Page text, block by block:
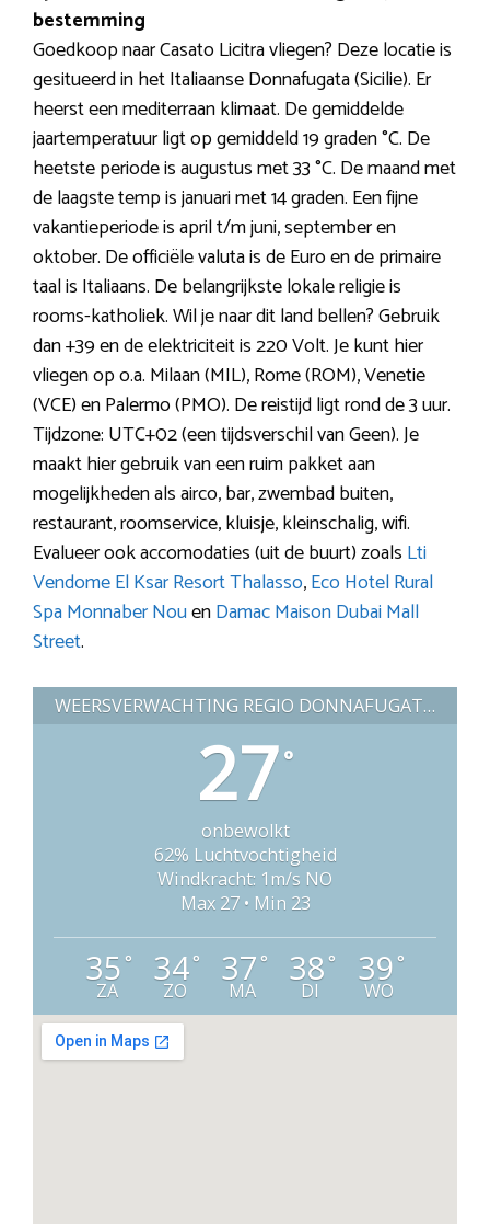
bestemming
Goedkoop naar Casato Licitra vliegen? Deze locatie is
gesitueerd in het Italiaanse Donnafugata (Sicilie). Er
heerst een mediterraan klimaat. De gemiddelde
jaartemperatuur ligt op gemiddeld 19 graden °C. De
heetste periode is augustus met 33 °C. De maand met
de laagste temp is januari met 14 graden. Een fijne
vakantieperiode is april t/m juni, september en
oktober. De officiële valuta is de Euro en de primaire
taal is Italiaans. De belangrijkste lokale religie is
rooms-katholiek. Wil je naar dit land bellen? Gebruik
dan +39 en de elektriciteit is 220 Volt. Je kunt hier
vliegen op o.a. Milaan (MIL), Rome (ROM), Venetie
(VCE) en Palermo (PMO). De reistijd ligt rond de 3 uur.
Tijdzone: UTC+02 (een tijdsverschil van Geen). Je
maakt hier gebruik van een ruim pakket aan
mogelijkheden als airco, bar, zwembad buiten,
restaurant, roomservice, kluisje, kleinschalig, wifi.
Evalueer ook accomodaties (uit de buurt) zoals Lti
Vendome El Ksar Resort Thalasso,Eco Hotel Rural
Spa Monnaber NouenDamac Maison Dubai Mall
Street.
WEERSVERWACHTING REGIO DONNAFUGATA (ITALIË)
27°
onbewolkt
62% Luchtvochtigheid
Windkracht: 1m/s NO
Max 27 • Min 23
35°
ZA
34°
ZO
37°
MA
38°
DI
39°
WO